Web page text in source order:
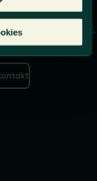
– du når oss